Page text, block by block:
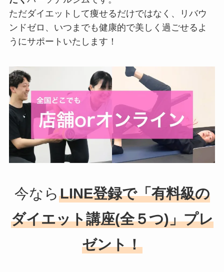
ただダイエットして痩せるだけではなく、リバウ
ンドゼロ、いつまでも健康的で美しく過ごせるよ
うにサポートいたします！
今なら LINE登録で「有料級の
ダイエット講座(全５つ)」プレ
ゼント！